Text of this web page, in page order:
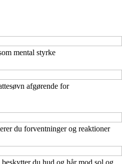
mental styrke
afgørende for
du forventninger og reaktioner
du hud og hår mod sol og